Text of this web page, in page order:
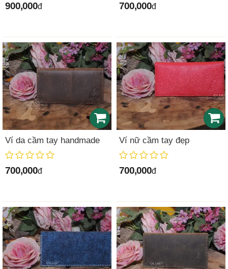
900,000đ 700,000đ
Ví da cầm tay handmade
700,000đ
Ví nữ cầm tay đẹp
700,000đ